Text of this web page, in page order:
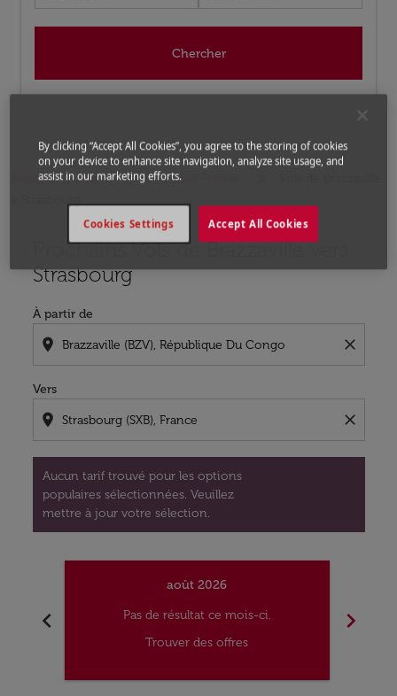
Chercher
Accueil Vols Vols pour France
Prochains Vols de Brazzaville vers
Strasbourg
À partir de
location_on close
Vers
location_on close
Aucun tarif trouvé pour les options
populaires sélectionnées. Veuillez
mettre à jour votre sélection.
Aucun tarif trouvé pour les options populaires
chevron_left
août 2026
Pas de résultat ce mois-ci.
Trouver des offres
chevron_right
By clicking “Accept All Cookies”, you agree to the storing of cookies
on your device to enhance site navigation, analyze site usage, and
assist in our marketing efforts.
Accept All Cookies
Cookies Settings